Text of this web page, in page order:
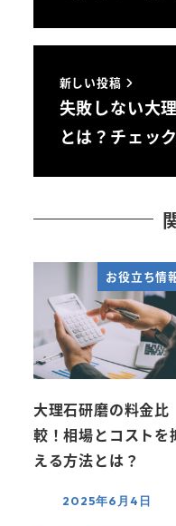
新しい投稿
失敗しない大
とは？チェッ
お役立ち情
大理石研磨の料金比
較！相場とコストを
える方法とは？
2025年6月4日